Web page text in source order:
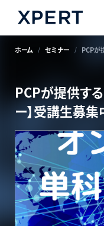
ホーム セミナー PCPが
PCPが提供す
ー】受講生募集